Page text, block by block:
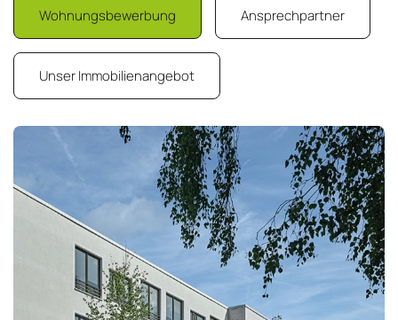
Wohnungsbewerbung Ansprechpartner
Unser Immobilienangebot